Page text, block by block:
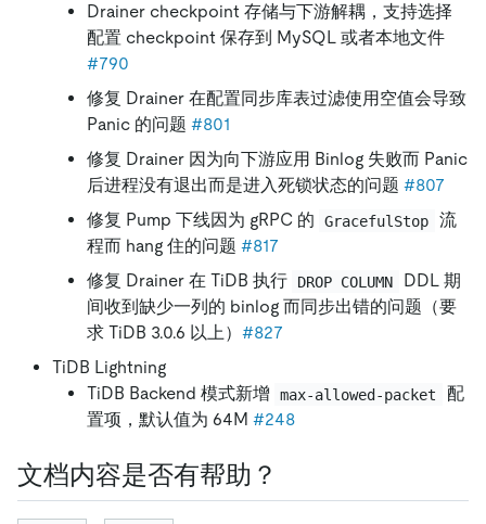
Drainer checkpoint 存储与下游解耦，支持选择
配置 checkpoint 保存到 MySQL 或者本地文件
#790
修复 Drainer 在配置同步库表过滤使用空值会导致
Panic 的问题 #801
修复 Drainer 因为向下游应用 Binlog 失败而 Panic
后进程没有退出而是进入死锁状态的问题 #807
修复 Pump 下线因为 gRPC 的
GracefulStop
流
程而 hang 住的问题 #817
修复 Drainer 在 TiDB 执行
DROP COLUMN
DDL 期
间收到缺少一列的 binlog 而同步出错的问题（要
求 TiDB 3.0.6 以上） #827
TiDB Lightning
TiDB Backend 模式新增
max-allowed-packet
配
置项，默认值为 64M #248
文档内容是否有帮助？